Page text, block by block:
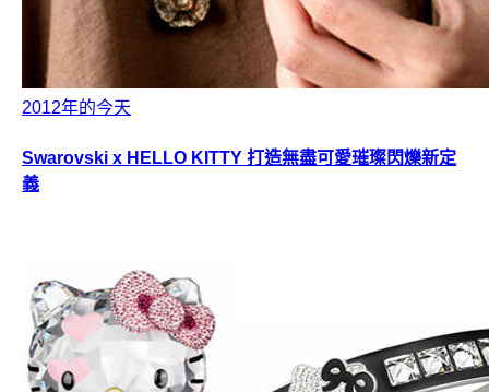
2012年的今天
Swarovski x HELLO KITTY 打造無盡可愛璀璨閃爍新定
義